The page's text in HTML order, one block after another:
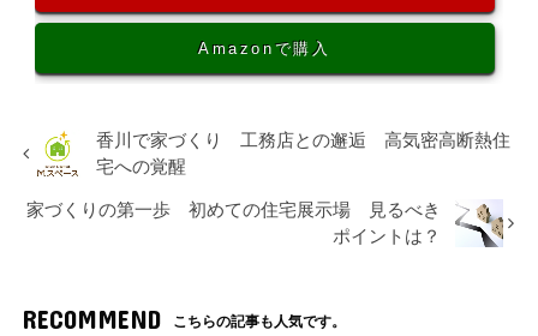
Amazonで購入
香川で家づくり 工務店との邂逅 高気密高断熱住
宅への覚醒
家づくりの第一歩 初めての住宅展示場 見るべき
ポイントは？
RECOMMEND こちらの記事も人気です。